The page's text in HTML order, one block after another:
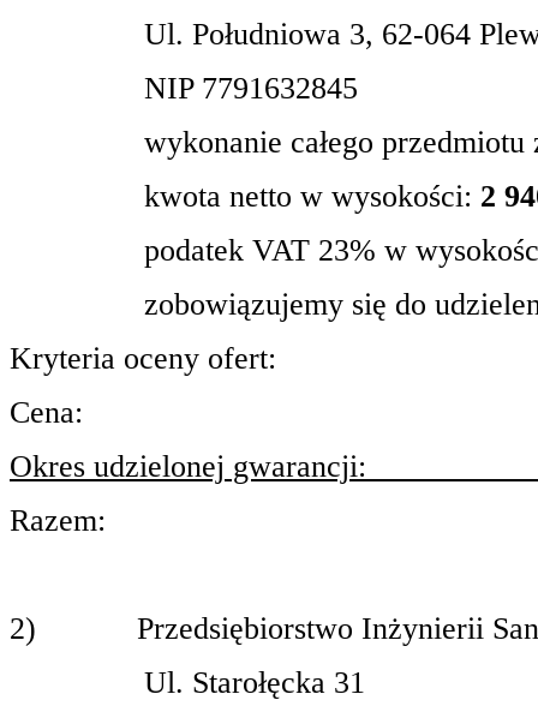
Ul. Południowa 3, 62-064
NIP 7791632845
wykonanie całego
kwota netto w wysokości: 2
podatek VAT 23% w
zobowiązujemy się do
Kryteria oceny ofert:
Cena:
Okres udzielonej gwarancji:
Razem:
2)
Przedsiębiorstwo Inżynierii
Ul. Starołęcka 31